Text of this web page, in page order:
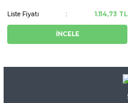
Liste Fiyatı 1.114,73 TL
İNCELE